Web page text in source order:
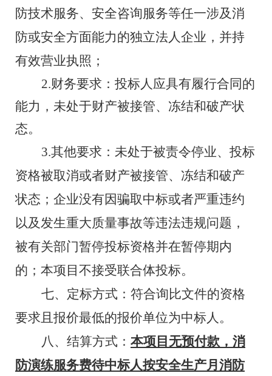
防技术服务、安全咨询服务等任一涉及消
防或安全方面能力的独立法人企业，并持
有效营业执照；
2.财务要求：投标人应具有履行合同的
能力，未处于财产被接管、冻结和破产状
态。
3.其他要求：未处于被责令停业、投标
资格被取消或者财产被接管、冻结和破产
状态；企业没有因骗取中标或者严重违约
以及发生重大质量事故等违法违规问题，
被有关部门暂停投标资格并在暂停期内
的；本项目不接受联合体投标。
七、定标方式： 符合询比文件的资格
要求且 报价最低的报价单位为中标人 。
八、结算方式： 本项目无预付款，消
防演练服务费待中标人按安全生产月消防